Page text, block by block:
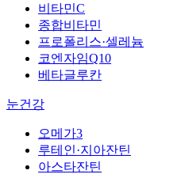
비타민C
종합비타민
프로폴리스·셀레늄
코엔자임Q10
베타글루칸
눈건강
오메가3
루테인·지아잔틴
아스타잔틴